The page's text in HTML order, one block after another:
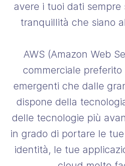
avere i tuoi dati
tranquillità che siano
AWS (Amazon Web
commerciale
emergenti che dalle
dispone della
delle tecnologie più
in grado di portare le
identità, le tue